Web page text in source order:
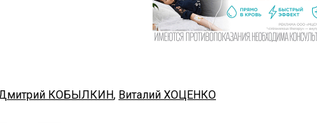
КОБЫЛКИН, Виталий ХОЦЕНКО